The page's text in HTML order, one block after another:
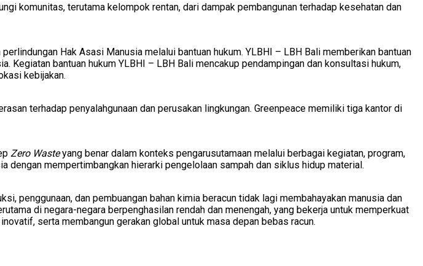
komunitas, terutama kelompok rentan, dari dampak pembangunan terhadap kesehatan dan
Hak Asasi Manusia melalui bantuan hukum. YLBHI – LBH Bali memberikan bantuan
Kegiatan bantuan hukum YLBHI – LBH Bali mencakup pendampingan dan konsultasi hukum,
kebijakan.
terhadap penyalahgunaan dan perusakan lingkungan. Greenpeace memiliki tiga kantor di
Zero Wasteyang benar dalam konteks pengarusutamaan melalui berbagai kegiatan, program,
dengan mempertimbangkan hierarki pengelolaan sampah dan siklus hidup material.
penggunaan, dan pembuangan bahan kimia beracun tidak lagi membahayakan manusia dan
di negara-negara berpenghasilan rendah dan menengah, yang bekerja untuk memperkuat
serta membangun gerakan global untuk masa depan bebas racun.